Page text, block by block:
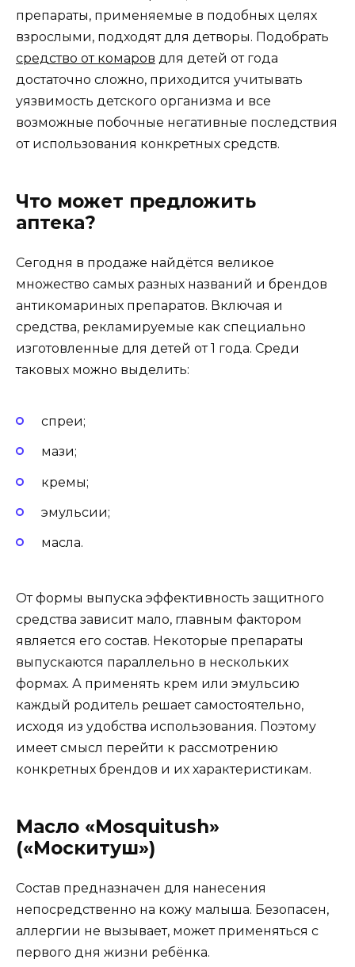
препараты, применяемые в подобных целях
взрослыми, подходят для детворы. Подобрать
средство от комаров для детей от года
достаточно сложно, приходится учитывать
уязвимость детского организма и все
возможные побочные негативные последствия
от использования конкретных средств.
Что может предложить
аптека?
Сегодня в продаже найдётся великое
множество самых разных названий и брендов
антикомариных препаратов. Включая и
средства, рекламируемые как специально
изготовленные для детей от 1 года. Среди
таковых можно выделить:
спреи;
мази;
кремы;
эмульсии;
масла.
От формы выпуска эффективность защитного
средства зависит мало, главным фактором
является его состав. Некоторые препараты
выпускаются параллельно в нескольких
формах. А применять крем или эмульсию
каждый родитель решает самостоятельно,
исходя из удобства использования. Поэтому
имеет смысл перейти к рассмотрению
конкретных брендов и их характеристикам.
Масло «Mosquitush»
(«Москитуш»)
Состав предназначен для нанесения
непосредственно на кожу малыша. Безопасен,
аллергии не вызывает, может применяться с
первого дня жизни ребёнка.